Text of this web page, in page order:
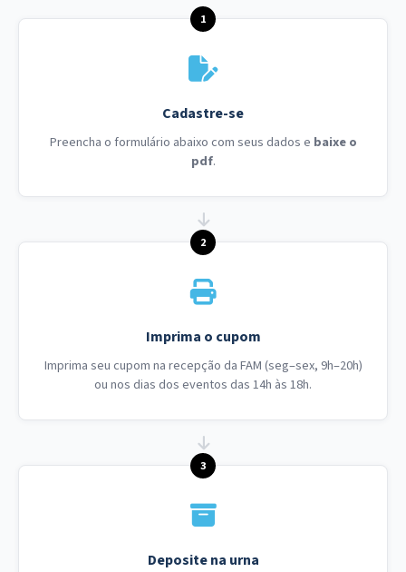
1
Cadastre-se
Preencha o formulário abaixo com seus dados e baixe o
pdf.
2
Imprima o cupom
Imprima seu cupom na recepção da FAM (seg–sex, 9h–20h)
ou nos dias dos eventos das 14h às 18h.
3
Deposite na urna